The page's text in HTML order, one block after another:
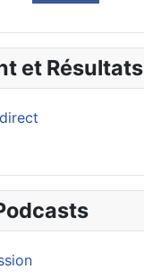
et Résultats